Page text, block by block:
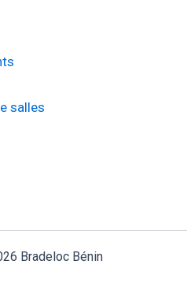
salles
Bradeloc Bénin